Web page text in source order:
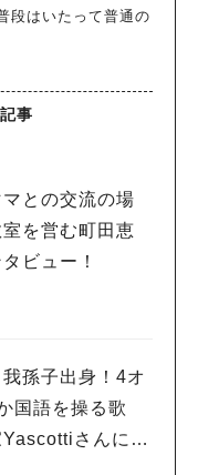
段はいたって普通の
事
マとの交流の場
を営む町田恵
ビュー！
我孫子出身！4オ
国語を操る歌
さんにイ